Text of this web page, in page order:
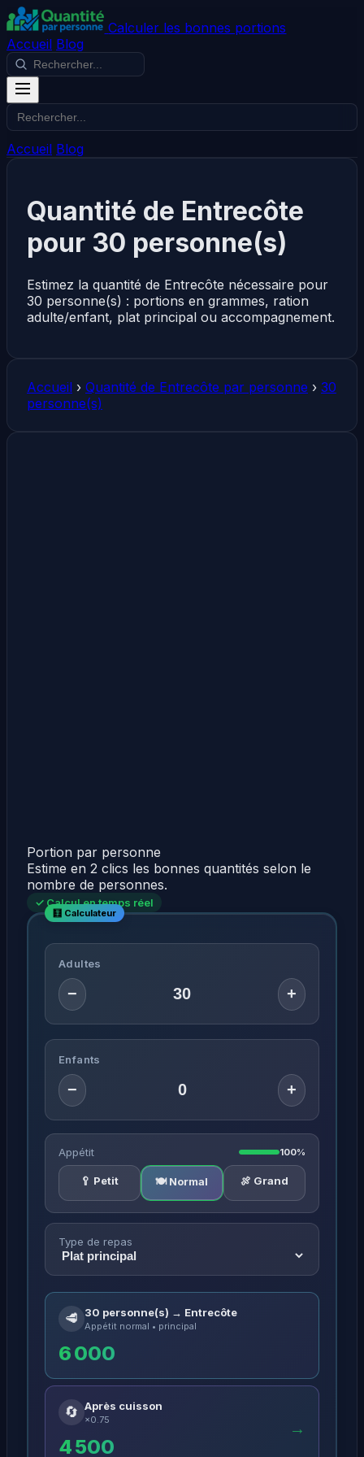
Calculer les bonnes portions
Accueil Blog
Accueil Blog
Quantité de Entrecôte
pour 30 personne(s)
Estimez la quantité de Entrecôte nécessaire pour
30 personne(s) : portions en grammes, ration
adulte/enfant, plat principal ou accompagnement.
Accueil › Quantité de Entrecôte par personne › 30
personne(s)
Portion par personne
Estime en 2 clics les bonnes quantités selon le
nombre de personnes.
✓ Calcul en temps réel
Adultes
− +
Enfants
− +
Appétit 100%
🥄 Petit 🍽️ Normal 🍖 Grand
Type de repas
🥩 30 personne(s) → Entrecôte
Appétit normal • principal
6 000
🔄 Après cuisson
×0.75
4 500
→